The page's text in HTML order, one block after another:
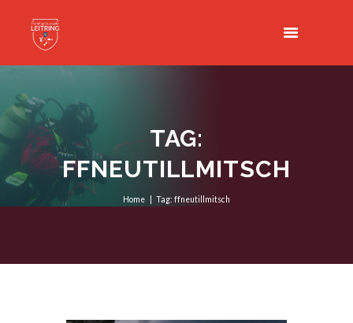
TAG:
FFNEUTILLMITSCH
Home Tag: ffneutillmitsch